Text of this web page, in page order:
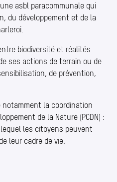
asbl paracommunale qui
du développement et de la
biodiversité et réalités
ses actions de terrain ou de
de prévention,
notamment la coordination
de la Nature (PCDN) :
les citoyens peuvent
leur cadre de vie.